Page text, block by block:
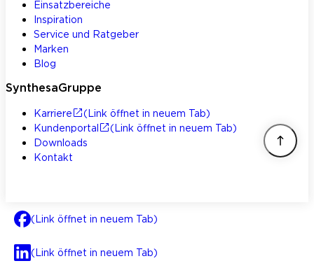
Einsatzbereiche
Inspiration
Service und Ratgeber
Marken
Blog
SynthesaGruppe
Karriere
(Link öffnet in neuem Tab)
Kundenportal
(Link öffnet in neuem Tab)
Downloads
Kontakt
(Link öffnet in neuem Tab)
(Link öffnet in neuem Tab)